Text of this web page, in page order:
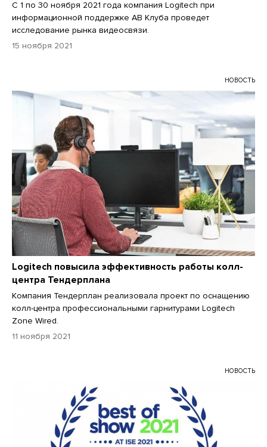
С 1 по 30 ноября 2021 года компания Logitech при
информационной поддержке АВ Клуба проведет
исследование рынка видеосвязи.
15 ноября 2021
НОВОСТЬ
Logitech повысила эффективность работы колл-
центра Тендерплана
Компания Тендерплан реализовала проект по оснащению
колл-центра профессиональными гарнитурами Logitech
Zone Wired.
11 ноября 2021
НОВОСТЬ